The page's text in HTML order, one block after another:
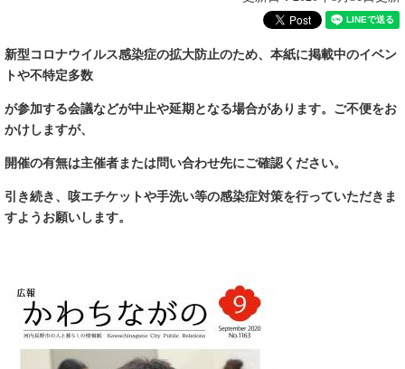
新型コロナウイルス感染症の拡大防止のため、本紙に掲載中のイベン
トや不特定多数
が参加する会議などが中止や延期となる場合があります。ご不便をお
かけしますが、
開催の有無は主催者または問い合わせ先にご確認ください。
引き続き 、咳エチケットや手洗い等の感染症対策を行っていただきま
すようお願いします。